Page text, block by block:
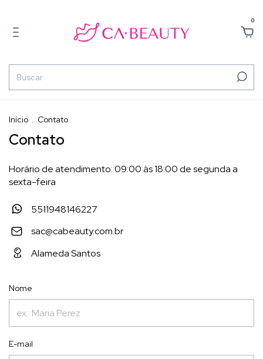
0
Início . Contato
Contato
Horário de atendimento: 09:00 às 18:00 de segunda a
sexta-feira
5511948146227
sac@cabeauty.com.br
Alameda Santos
Nome
E-mail